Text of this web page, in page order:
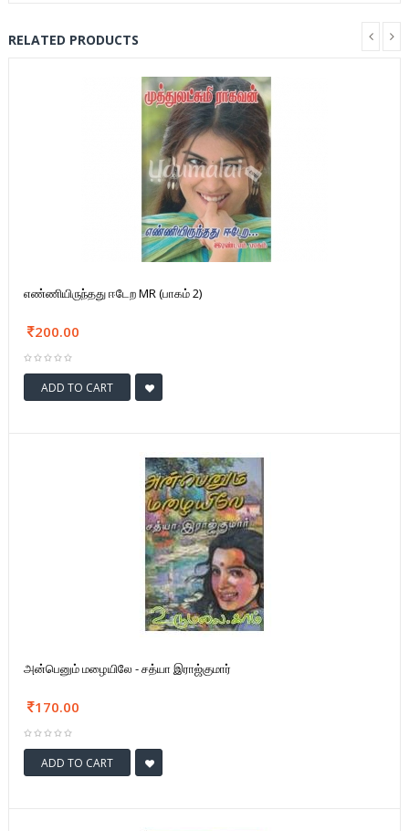
RELATED PRODUCTS
எண்ணியிருந்தது ஈடேற MR (பாகம் 2)
200.00
ADD TO CART
அன்பெனும் மழையிலே - சத்யா இராஜ்குமார்
170.00
ADD TO CART